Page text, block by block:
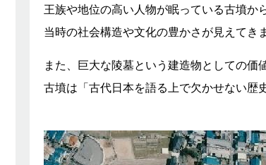
王族や地位の高い人物が眠っている古墳から
当時の社会構造や文化の豊かさが見えてきま
また、巨大な陵墓という建造物としての価
古墳は「古代日本を語る上で欠かせない歴